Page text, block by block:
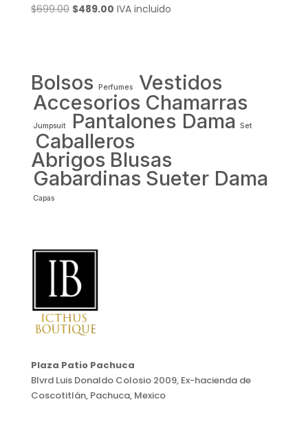
$699.00 El
$489.00ElIVA incluido
Bolsos Perfumes
Vestidos
Accesorios Chamarras
Jumpsuit Pantalones Dama Set
Caballeros
Abrigos Blusas
Gabardinas Sueter Dama
Capas
Plaza Patio Pachuca
Blvrd Luis Donaldo Colosio 2009, Ex-hacienda de
Coscotitlán, Pachuca, Mexico